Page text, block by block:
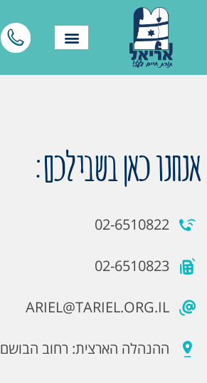
אנחנו כאן בשבילכם:
02-6510822
02-6510823
ARIEL@TARIEL.ORG.IL
ההנהלה הארצית: רחוב הבושם 11, גילה ירושלים